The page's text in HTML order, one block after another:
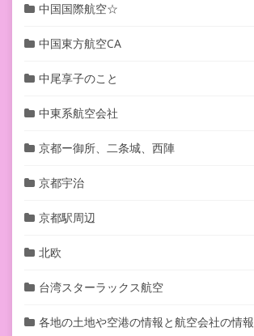
中国国際航空☆
中国東方航空CA
中尾享子のこと
中東系航空会社
京都ー御所、二条城、西陣
京都宇治
京都駅周辺
北欧
台湾スターラックス航空
各地の土地や空港の情報と航空会社の情報